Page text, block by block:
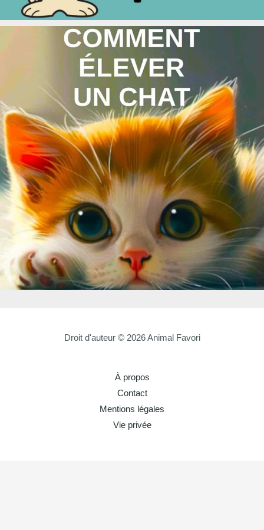
Droit d'auteur © 2026 Animal Favori
À propos
Contact
Mentions légales
Vie privée